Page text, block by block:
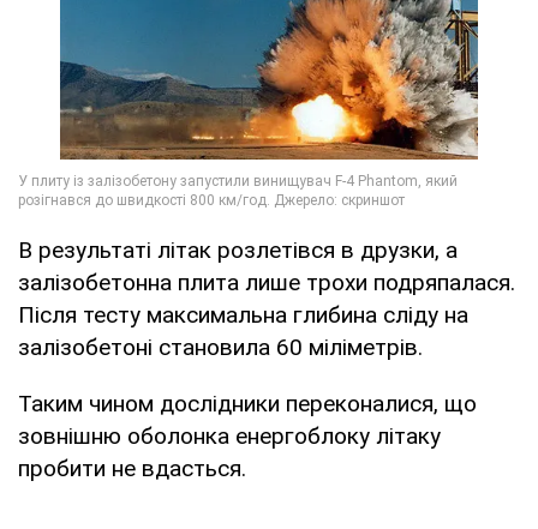
В результаті літак розлетівся в друзки, а
залізобетонна плита лише трохи подряпалася.
Після тесту максимальна глибина сліду на
залізобетоні становила 60 міліметрів.
Таким чином дослідники переконалися, що
зовнішню оболонка енергоблоку літаку
пробити не вдасться.